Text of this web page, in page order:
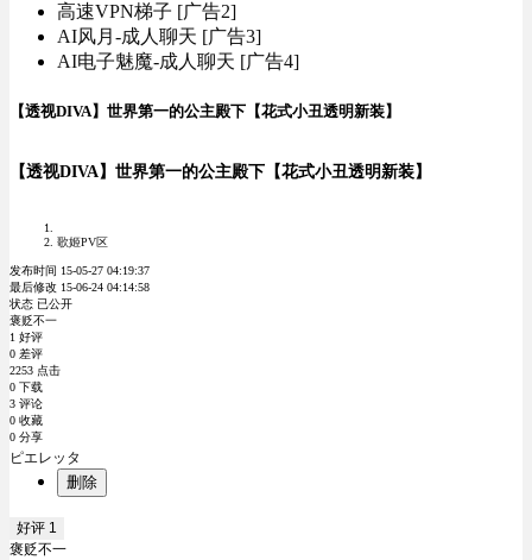
高速VPN梯子 [广告2]
AI风月-成人聊天 [广告3]
AI电子魅魔-成人聊天 [广告4]
【透视DIVA】世界第一的公主殿下【花式小丑透明新装】
【透视DIVA】世界第一的公主殿下【花式小丑透明新装】
歌姬PV区
发布时间 15-05-27 04:19:37
最后修改 15-06-24 04:14:58
状态 已公开
褒贬不一
1 好评
0 差评
2253 点击
0 下载
3 评论
0 收藏
0 分享
ピエレッタ
删除
好评 1
褒贬不一